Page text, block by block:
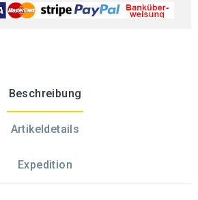
Beschreibung
Artikeldetails
Expedition